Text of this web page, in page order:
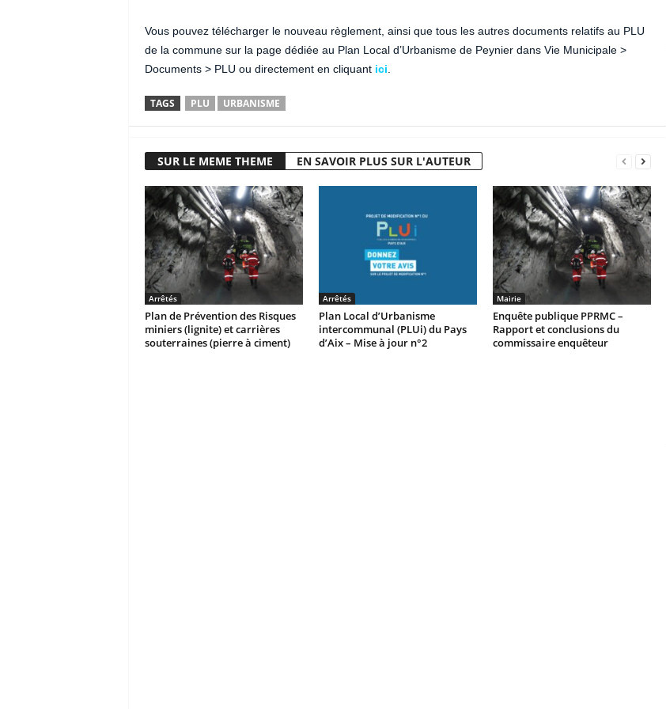
Vous pouvez télécharger le nouveau règlement, ainsi que tous les autres documents relatifs au PLU
de la commune sur la page dédiée au Plan Local d’Urbanisme de Peynier dans Vie Municipale >
Documents > PLU ou directement en cliquant ici
TAGS PLU URBANISME
SUR LE MEME THEME EN SAVOIR PLUS SUR L'AUTEUR
Arrêtés
Plan de Prévention des Risques
miniers (lignite) et carrières
souterraines (pierre à ciment)
Arrêtés
Plan Local d’Urbanisme
intercommunal (PLUi) du Pays
d’Aix – Mise à jour n°2
Mairie
Enquête publique PPRMC –
Rapport et conclusions du
commissaire enquêteur